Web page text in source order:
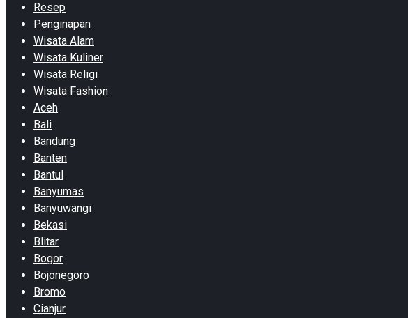
Resep
Penginapan
Wisata Alam
Wisata Kuliner
Wisata Religi
Wisata Fashion
Aceh
Bali
Bandung
Banten
Bantul
Banyumas
Banyuwangi
Bekasi
Blitar
Bogor
Bojonegoro
Bromo
Cianjur